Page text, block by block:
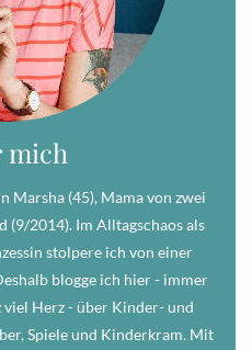
mich
Marsha (45), Mama von zwei
(9/2014). Im Alltagschaos als
stolpere ich von einer
blogge ich hier - immer
viel Herz - über Kinder- und
Spiele und Kinderkram. Mit